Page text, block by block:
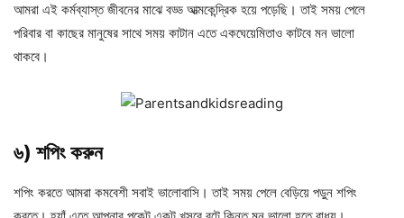
আমরা এই কর্মব্যাস্ত জীবনের মাঝে বড্ড আত্মকেন্দ্রিক হয়ে পড়েছি। তাই সময় পেলে
পরিবার বা কাছের মানুষের সাথে সময় কাটান এতে একঘেয়েমিতাও কাটবে মন ভালো
থাকবে।
৬) শপিং করুন
শপিং করতে আমরা কমবেশী সবাই ভালোবাসি। তাই সময় পেলে বেড়িয়ে পড়ুন শপিং